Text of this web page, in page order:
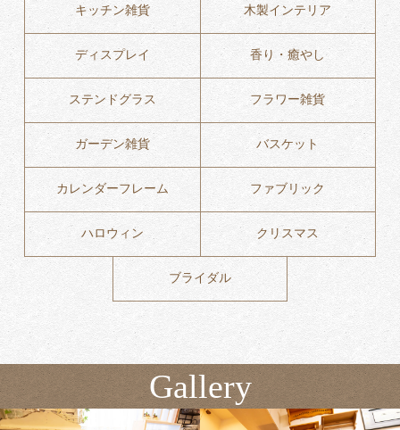
キッチン雑貨 木製インテリア
ディスプレイ 香り・癒やし
ステンドグラス フラワー雑貨
ガーデン雑貨 バスケット
カレンダーフレーム ファブリック
ハロウィン クリスマス
ブライダル
Gallery